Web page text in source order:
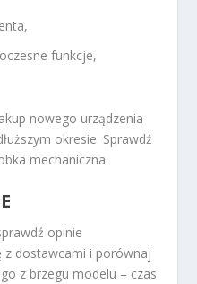
funkcje,
nowego urządzenia
okresie. Sprawdź
mechaniczna.
opinie
z dostawcami i porównaj
z brzegu modelu – czas